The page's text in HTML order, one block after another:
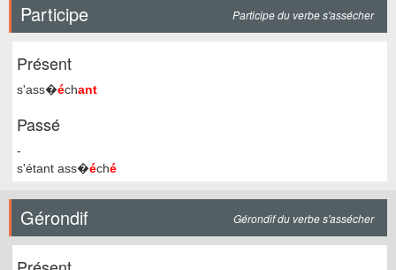
Participe Participe du verbe s'assécher
Présent
s'ass�échant
Passé
-
s'étant ass�éché
Gérondif Gérondif du verbe s'assécher